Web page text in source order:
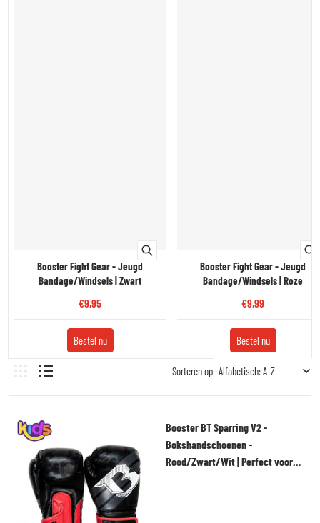
Booster Fight Gear - Jeugd
Bandage/Windsels | Zwart
€9,95
Bestel nu
Booster Fight Gear - Jeugd
Bandage/Windsels | Roze
€9,99
Bestel nu
Sorteren op
Booster BT Sparring V2 -
Bokshandschoenen -
Rood/Zwart/Wit | Perfect voor